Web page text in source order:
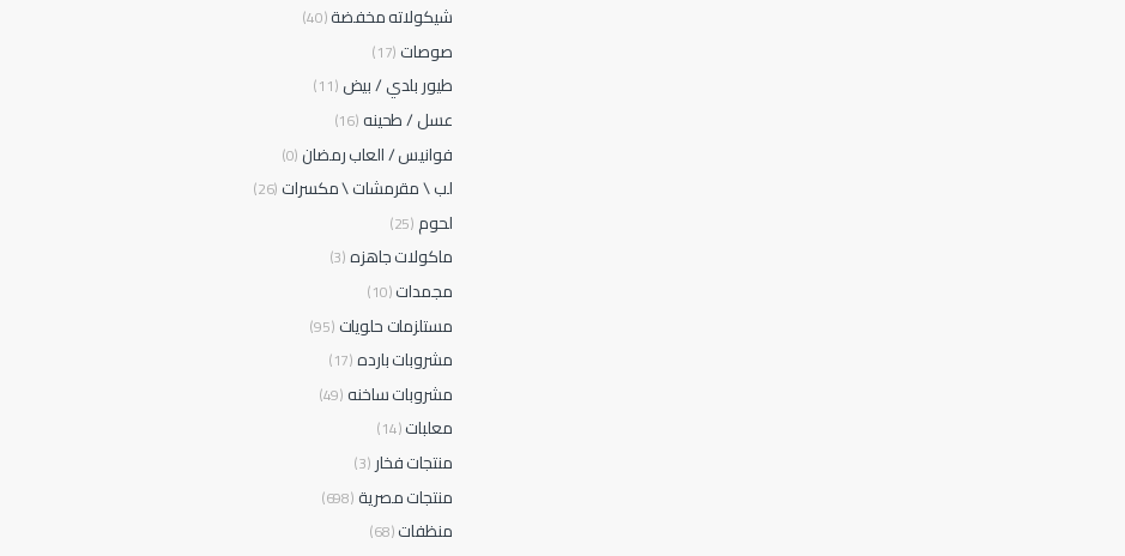
شيكولاته مخفضة(40)
صوصات (17)
طيور بلدي / بيض (11)
عسل / طحينه(16)
فوانيس / العاب رمضان(0)
لب \ مقرمشات \ مكسرات (26)
لحوم (25)
ماكولات جاهزه(3)
مجمدات(10)
مستلزمات حلويات (95)
مشروبات بارده(17)
مشروبات ساخنه(49)
معلبات(14)
منتجات فخار (3)
منتجات مصرية(698)
منظفات(68)